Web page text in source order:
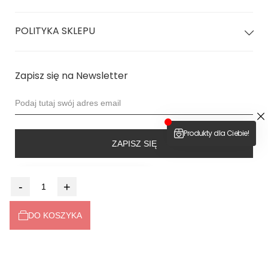
- +
DO KOSZYKA
Strój jestdwuwarstwowy
nosi rozmiar XS
miseczka A
POLITYKA SKLEPU
Zapisz się na Newsletter
ZAPISZ SIĘ
4.9
Na podstawie